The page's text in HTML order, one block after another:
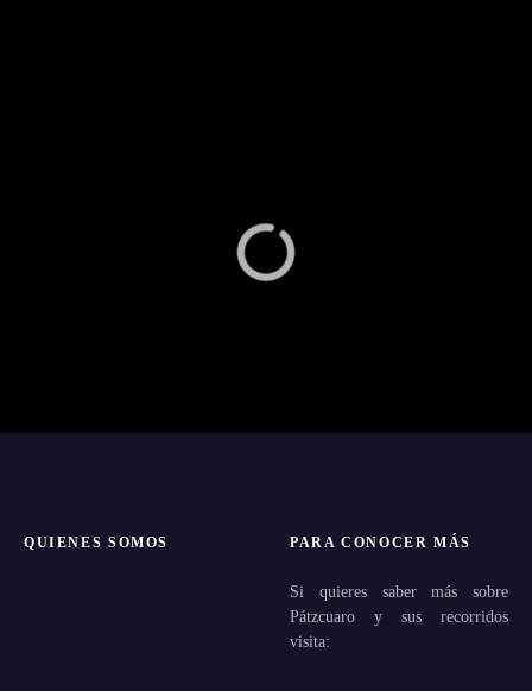
QUIENES SOMOS PARA CONOCER MÁS
Si quieres saber más sobre
Pátzcuaro y sus recorridos
visita: